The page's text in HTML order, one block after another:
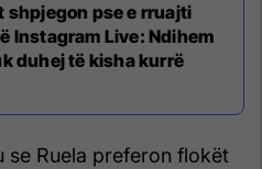
shpjegon pse e rruajti
Instagram Live: Ndihem
duhej të kisha kurrë
se Ruela preferon flokët